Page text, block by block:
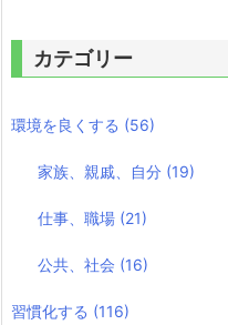
カテゴリー
環境を良くする (56)
家族、親戚、自分 (19)
仕事、職場 (21)
公共、社会 (16)
習慣化する (116)